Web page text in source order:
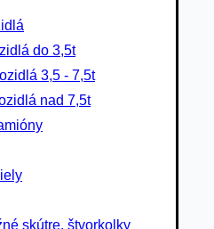
do 3,5t
3,5 - 7,5t
nad 7,5t
skútre, štvorkolky
štvorkolky
/ bufety
/ stroje
/ sklápače